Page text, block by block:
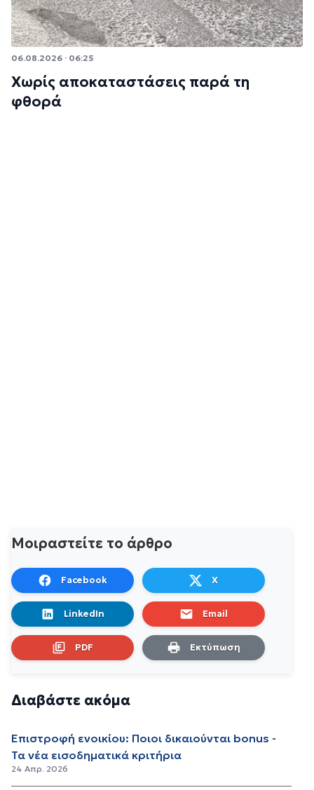
06.08.2026 · 06:25
Χωρίς αποκαταστάσεις παρά τη
φθορά
Μοιραστείτε το άρθρο
Facebook X
LinkedIn Email
PDF Εκτύπωση
Διαβάστε ακόμα
Επιστροφή ενοικίου: Ποιοι δικαιούνται bonus -
Τα νέα εισοδηματικά κριτήρια
24 Απρ. 2026